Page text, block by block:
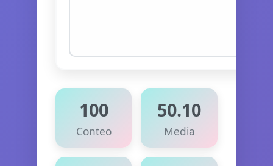
100
Conteo
50.10
Media